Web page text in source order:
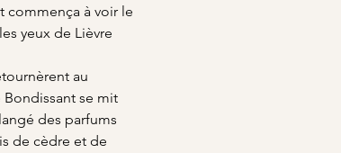
commença à voir le
yeux de Lièvre
au
Bondissant se mit
des parfums
de cèdre et de